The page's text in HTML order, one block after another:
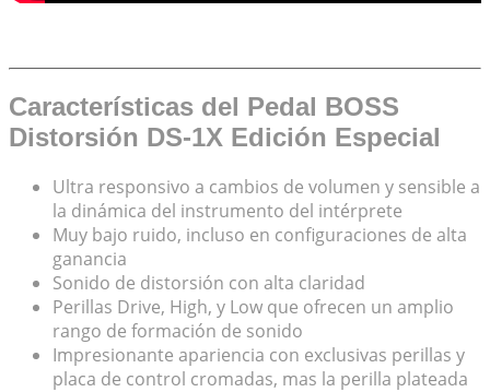
Características del Pedal BOSS
Distorsión DS-1X Edición Especial
Ultra responsivo a cambios de volumen y sensible a
la dinámica del instrumento del intérprete
Muy bajo ruido, incluso en configuraciones de alta
ganancia
Sonido de distorsión con alta claridad
Perillas Drive, High, y Low que ofrecen un amplio
rango de formación de sonido
Impresionante apariencia con exclusivas perillas y
placa de control cromadas, mas la perilla plateada